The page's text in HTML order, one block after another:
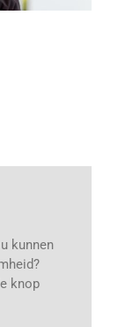
kunnen
knop